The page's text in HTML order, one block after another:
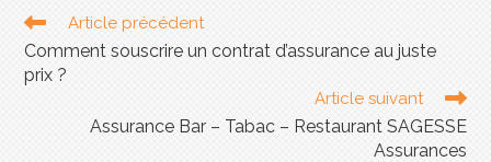
assurance est également réglementée. Les
courtiers ne peuvent pas facturer des commissions
excessives ou indues, et les commissions doivent
être divulguées aux clients. Certains courtiers
travaillent également avec des honoraires plutôt
que des commissions, ce qui garantit que leur
Article précédent
Comment souscrire un contrat d’assurance au juste
prix ?
Article suivant
Assurance Bar – Tabac – Restaurant SAGESSE
Assurances